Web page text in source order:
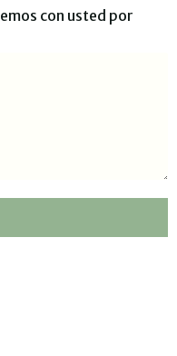
con usted por